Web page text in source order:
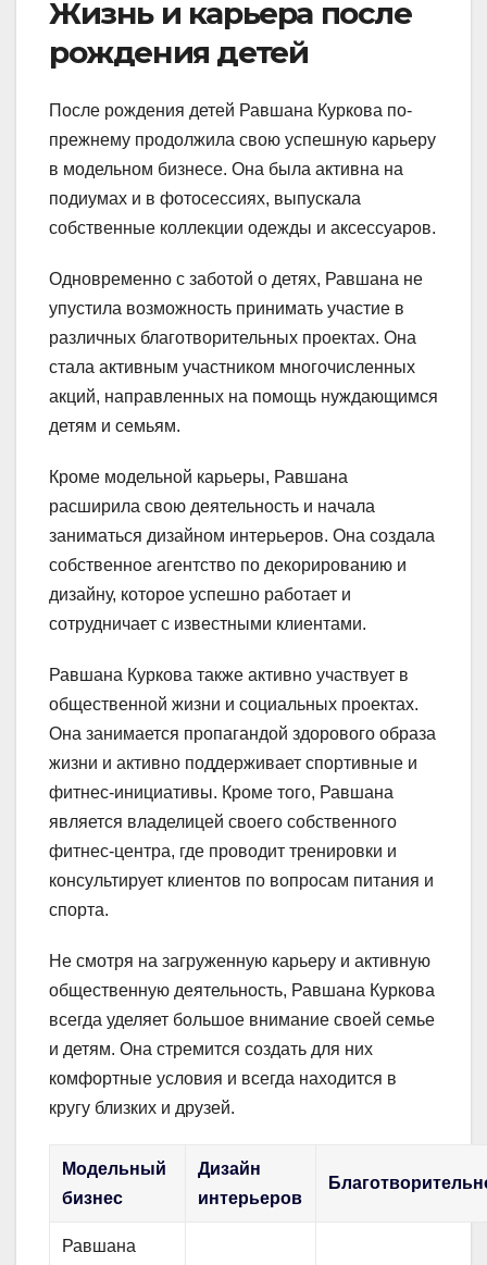
Жизнь и карьера после
рождения детей
После рождения детей Равшана Куркова по-
прежнему продолжила свою успешную карьеру
в модельном бизнесе. Она была активна на
подиумах и в фотосессиях, выпускала
собственные коллекции одежды и аксессуаров.
Одновременно с заботой о детях, Равшана не
упустила возможность принимать участие в
различных благотворительных проектах. Она
стала активным участником многочисленных
акций, направленных на помощь нуждающимся
детям и семьям.
Кроме модельной карьеры, Равшана
расширила свою деятельность и начала
заниматься дизайном интерьеров. Она создала
собственное агентство по декорированию и
дизайну, которое успешно работает и
сотрудничает с известными клиентами.
Равшана Куркова также активно участвует в
общественной жизни и социальных проектах.
Она занимается пропагандой здорового образа
жизни и активно поддерживает спортивные и
фитнес-инициативы. Кроме того, Равшана
является владелицей своего собственного
фитнес-центра, где проводит тренировки и
консультирует клиентов по вопросам питания и
спорта.
Не смотря на загруженную карьеру и активную
общественную деятельность, Равшана Куркова
всегда уделяет большое внимание своей семье
и детям. Она стремится создать для них
комфортные условия и всегда находится в
кругу близких и друзей.
Модельный
бизнес
Дизайн
интерьеров
Равшана